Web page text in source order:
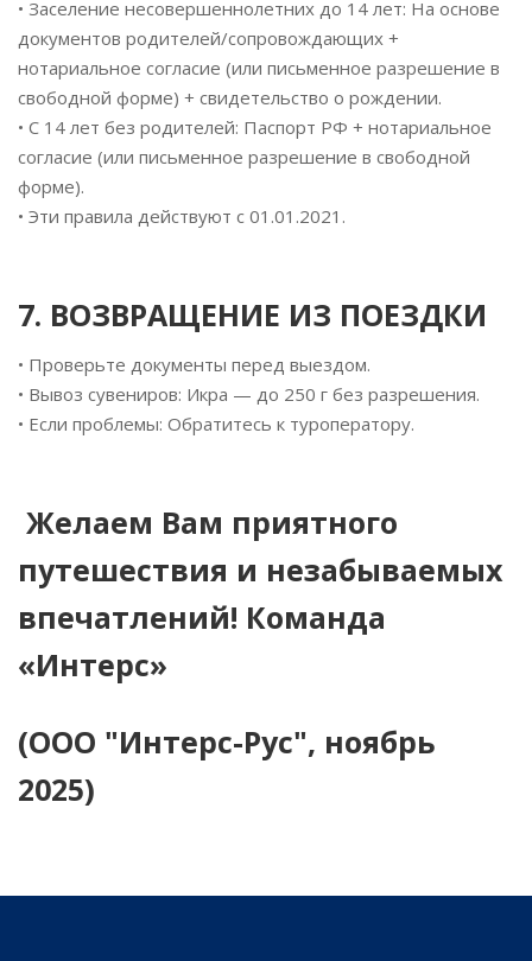
• Заселение несовершеннолетних до 14 лет: На основе
документов родителей/сопровождающих +
нотариальное согласие (или письменное разрешение в
свободной форме) + свидетельство о рождении.
• С 14 лет без родителей: Паспорт РФ + нотариальное
согласие (или письменное разрешение в свободной
форме).
• Эти правила действуют с 01.01.2021.
7. ВОЗВРАЩЕНИЕ ИЗ ПОЕЗДКИ
• Проверьте документы перед выездом.
• Вывоз сувениров: Икра — до 250 г без разрешения.
• Если проблемы: Обратитесь к туроператору.
Желаем Вам приятного
путешествия и незабываемых
впечатлений! Команда
«Интерс»
(ООО "Интерс-Рус", ноябрь
2025)